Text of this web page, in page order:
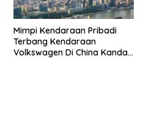
Mimpi Kendaraan Pribadi
Terbang Kendaraan
Volkswagen Di China Kandas